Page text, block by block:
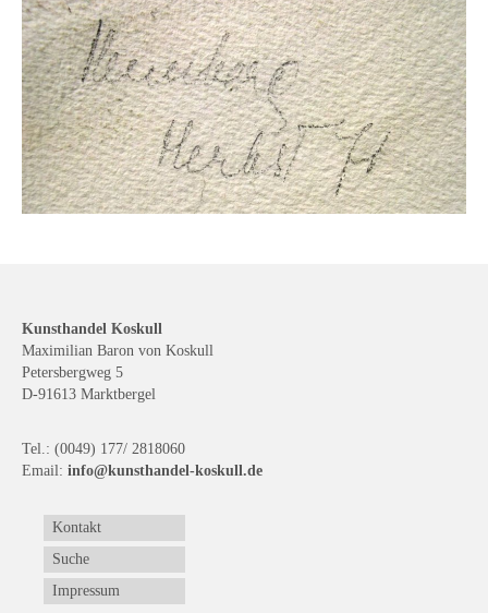
Kunsthandel Koskull
Maximilian Baron von Koskull
Petersbergweg 5
D-91613 Marktbergel
Tel.: (0049) 177/ 2818060
Email: info@kunsthandel-koskull.de
Kontakt
Suche
Impressum